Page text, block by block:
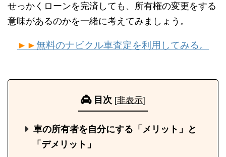
せっかくローンを完済しても、所有権の変更をする
意味があるのかを一緒に考えてみましょう。
►►無料のナビクル車査定を利用してみる。
目次 [非表示]
車の所有者を自分にする「メリット」と
「デメリット」